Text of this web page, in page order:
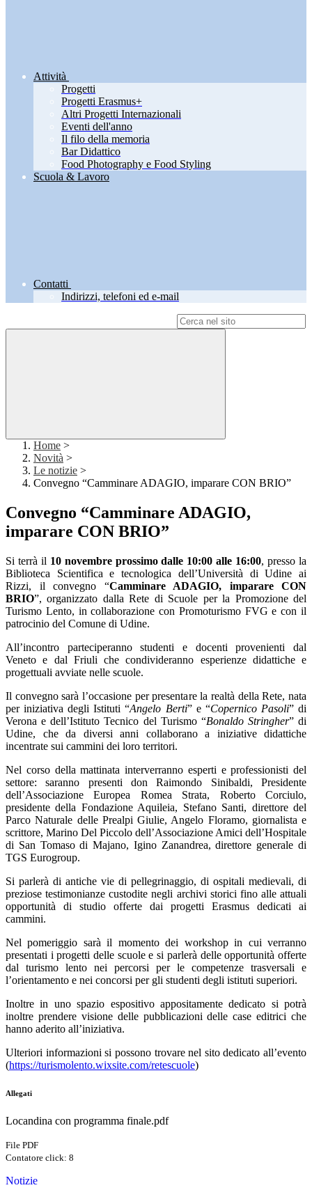
Attività
Progetti
Progetti Erasmus+
Altri Progetti Internazionali
Eventi dell'anno
Il filo della memoria
Bar Didattico
Food Photography e Food Styling
Scuola & Lavoro
Contatti
Indirizzi, telefoni ed e-mail
Home >
Novità >
Le notizie >
Convegno “Camminare ADAGIO, imparare CON BRIO”
Convegno “Camminare ADAGIO,
imparare CON BRIO”
Si terrà il 10 novembre prossimo dalle 10:00 alle 16:00, presso la
Biblioteca Scientifica e tecnologica dell’Università di Udine ai
Rizzi, il convegno “Camminare ADAGIO, imparare CON
BRIO”, organizzato dalla Rete di Scuole per la Promozione del
Turismo Lento, in collaborazione con Promoturismo FVG e con il
patrocinio del Comune di Udine.
All’incontro parteciperanno studenti e docenti provenienti dal
Veneto e dal Friuli che condivideranno esperienze didattiche e
progettuali avviate nelle scuole.
Il convegno sarà l’occasione per presentare la realtà della Rete, nata
per iniziativa degli Istituti “Angelo Berti” e “Copernico Pasoli” di
Verona e dell’Istituto Tecnico del Turismo “Bonaldo Stringher” di
Udine, che da diversi anni collaborano a iniziative didattiche
incentrate sui cammini dei loro territori.
Nel corso della mattinata interverranno esperti e professionisti del
settore: saranno presenti don Raimondo Sinibaldi, Presidente
dell’Associazione Europea Romea Strata, Roberto Corciulo,
presidente della Fondazione Aquileia, Stefano Santi, direttore del
Parco Naturale delle Prealpi Giulie, Angelo Floramo, giornalista e
scrittore, Marino Del Piccolo dell’Associazione Amici dell’Hospitale
di San Tomaso di Majano, Igino Zanandrea, direttore generale di
TGS Eurogroup.
Si parlerà di antiche vie di pellegrinaggio, di ospitali medievali, di
preziose testimonianze custodite negli archivi storici fino alle attuali
opportunità di studio offerte dai progetti Erasmus dedicati ai
cammini.
Nel pomeriggio sarà il momento dei workshop in cui verranno
presentati i progetti delle scuole e si parlerà delle opportunità offerte
dal turismo lento nei percorsi per le competenze trasversali e
l’orientamento e nei concorsi per gli studenti degli istituti superiori.
Inoltre in uno spazio espositivo appositamente dedicato si potrà
inoltre prendere visione delle pubblicazioni delle case editrici che
hanno aderito all’iniziativa.
Ulteriori informazioni si possono trovare nel sito dedicato all’evento
(https://turismolento.wixsite.com/retescuole)
Allegati
Locandina con programma finale.pdf
File PDF
Contatore click: 8
Notizie